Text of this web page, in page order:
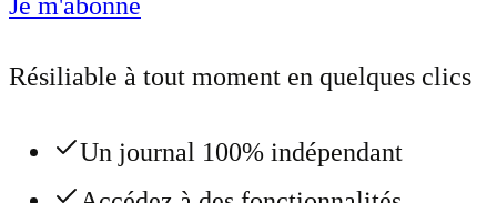
Résiliable à tout moment en quelques clics
Un journal 100% indépendant